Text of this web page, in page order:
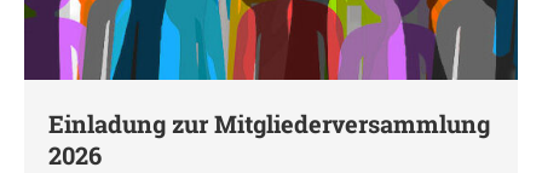
Einladung zur Mitgliederversammlung
2026